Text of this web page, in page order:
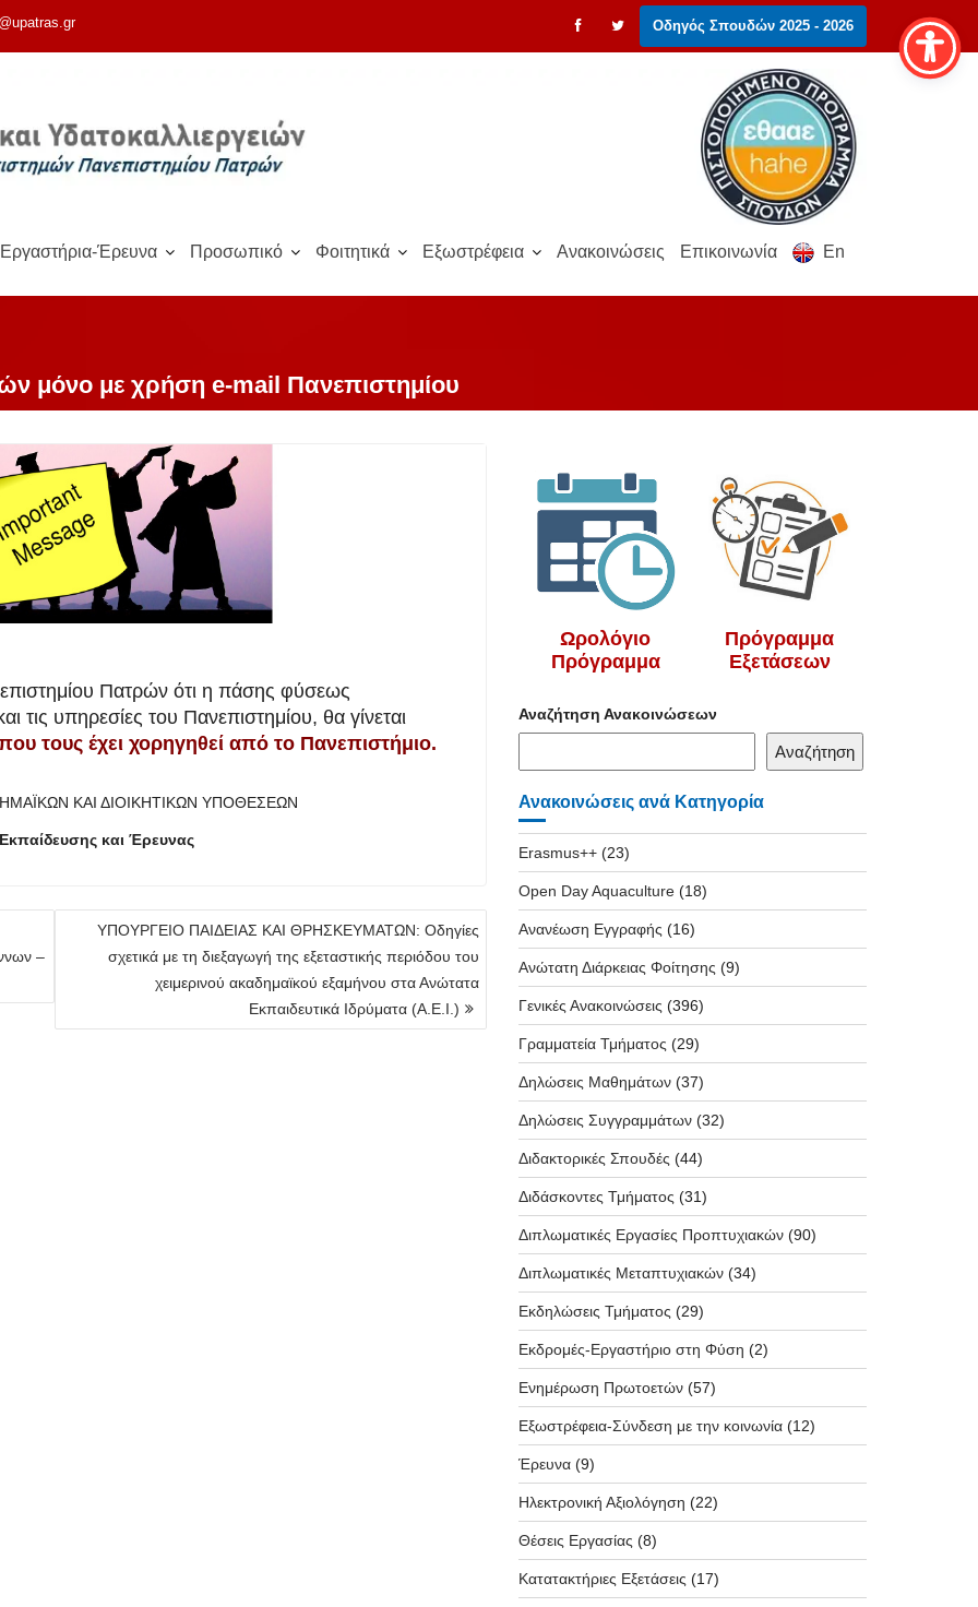
Οδηγός Σπουδών 2025 - 2026
Εργαστήρια-Έρευνα Προσωπικό Φοιτητικά Εξωστρέφεια Ανακοινώσεις Επικοινωνία En
μόνο με χρήση e-mail Πανεπιστημίου
Πατρών ότι η πάσης φύσεως
τις υπηρεσίες του Πανεπιστημίου, θα γίνεται
τους έχει χορηγηθεί από το Πανεπιστήμιο.
ΚΑΙ ΔΙΟΙΚΗΤΙΚΩΝ ΥΠΟΘΕΣΕΩΝ
και Έρευνας
–
ΥΠΟΥΡΓΕΙΟ ΠΑΙΔΕΙΑΣ ΚΑΙ ΘΡΗΣΚΕΥΜΑΤΩΝ: Οδηγίες
σχετικά με τη διεξαγωγή της εξεταστικής περιόδου του
χειμερινού ακαδημαϊκού εξαμήνου στα Ανώτατα
Εκπαιδευτικά Ιδρύματα (Α.Ε.Ι.)
Ωρολόγιο
Πρόγραμμα
Πρόγραμμα
Εξετάσεων
Αναζήτηση Ανακοινώσεων
Αναζήτηση
Ανακοινώσεις ανά Κατηγορία
Erasmus++(23)
Open Day Aquaculture(18)
Ανανέωση Εγγραφής (16)
Ανώτατη Διάρκειας Φοίτησης (9)
Γενικές Ανακοινώσεις (396)
Γραμματεία Τμήματος (29)
Δηλώσεις Μαθημάτων(37)
Δηλώσεις Συγγραμμάτων(32)
Διδακτορικές Σπουδές (44)
Διδάσκοντες Τμήματος (31)
Διπλωματικές Εργασίες Προπτυχιακών(90)
Διπλωματικές Μεταπτυχιακών(34)
Εκδηλώσεις Τμήματος (29)
Εκδρομές-Εργαστήριο στη Φύση (2)
Ενημέρωση Πρωτοετών(57)
Εξωστρέφεια-Σύνδεση με την κοινωνία(12)
Έρευνα(9)
Ηλεκτρονική Αξιολόγηση (22)
Θέσεις Εργασίας (8)
Κατατακτήριες Εξετάσεις (17)